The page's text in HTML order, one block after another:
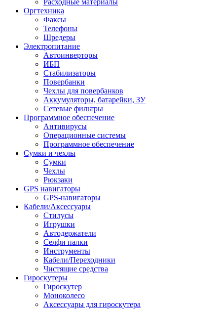
Расходные материалы
Оргтехника
Факсы
Телефоны
Шредеры
Электропитание
Автоинверторы
ИБП
Стабилизаторы
Повербанки
Чехлы для повербанков
Аккумуляторы, батарейки, ЗУ
Сетевые фильтры
Программное обеспечение
Антивирусы
Операционные системы
Программное обеспечение
Сумки и чехлы
Сумки
Чехлы
Рюкзаки
GPS навигаторы
GPS-навигаторы
Кабели/Аксессуары
Стилусы
Игрушки
Автодержатели
Селфи палки
Инструменты
Кабели/Переходники
Чистящие средства
Гироскутеры
Гироскутер
Моноколесо
Аксессуары для гироскутера